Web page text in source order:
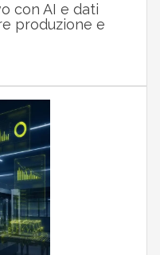
con AI e dati
produzione e